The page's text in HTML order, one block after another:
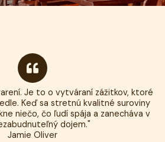
Je to o vytváraní zážitkov, ktoré
Keď sa stretnú kvalitné suroviny
niečo, čo ľudí spája a zanecháva v
dojem."
Jamie Oliver